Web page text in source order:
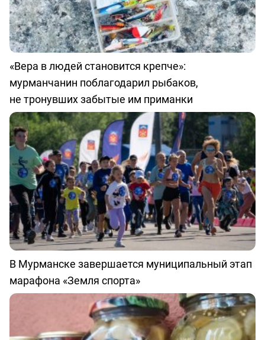
«Вера в людей становится крепче»:
мурманчанин поблагодарил рыбаков,
не тронувших забытые им приманки
В Мурманске завершается муниципальный этап
марафона «Земля спорта»